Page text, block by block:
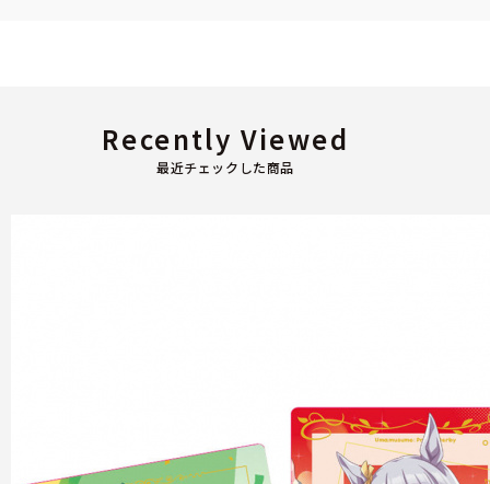
最近チェックした商品
Recently Viewed